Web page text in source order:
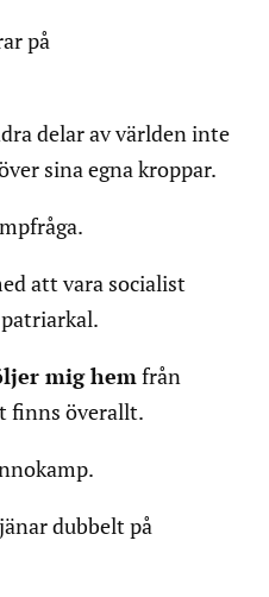
på
delar av världen inte
sina egna kroppar.
att vara socialist
mig hemfrån
finns överallt.
dubbelt på